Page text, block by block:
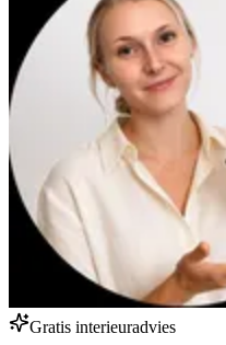
Gratis interieuradvies